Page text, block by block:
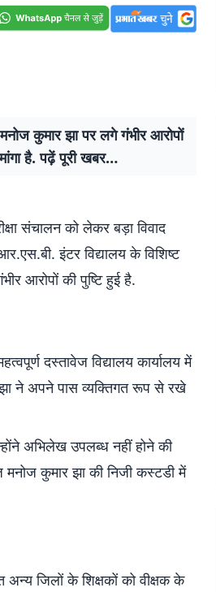
कुमार झा पर लगे गंभीर आरोपों
है. पढ़ें पूरी खबर…
संचालन को लेकर बड़ा विवाद
इंटर विद्यालय के विशिष्ट
आरोपों की पुष्टि हुई है.
दस्तावेज विद्यालय कार्यालय में
ने अपने पास व्यक्तिगत रूप से रखे
अभिलेख उपलब्ध नहीं होने की
कुमार झा की निजी कस्टडी में
जिलों के शिक्षकों को वीक्षक के